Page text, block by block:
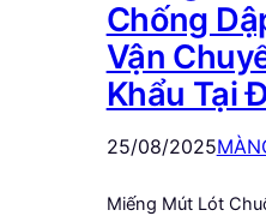
Chống
Vận
Khẩu Tại
25/08/2025
Miếng Mút Lót